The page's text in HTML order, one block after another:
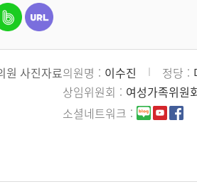
의원명 이수진 정당
상임위원회
여성가족위원
소셜네트워크